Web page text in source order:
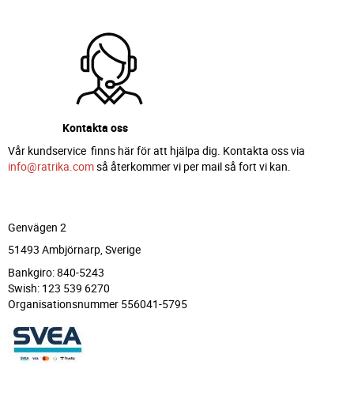
Kontakta oss
Vår kundservice finns här för att hjälpa dig. Kontakta oss via
info@ratrika.comså återkommer vi per mail så fort vi kan.
Genvägen 2
51493 Ambjörnarp, Sverige
Bankgiro: 840-5243
Swish: 123 539 6270
Organisationsnummer 556041-5795